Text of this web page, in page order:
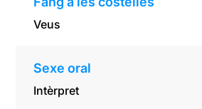
Veus
Sexe oral
Intèrpret